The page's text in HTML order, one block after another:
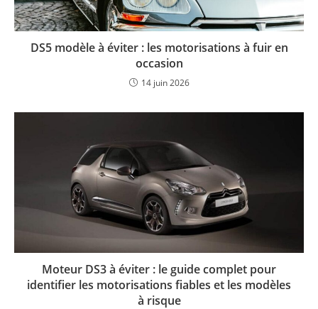
DS5 modèle à éviter : les motorisations à fuir en
occasion
14 juin 2026
Moteur DS3 à éviter : le guide complet pour
identifier les motorisations fiables et les modèles
à risque